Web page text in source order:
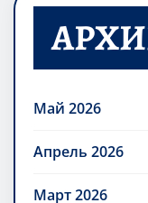
Май 2026
Апрель 2026
Март 2026